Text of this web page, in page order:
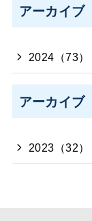
アーカイブ
2024（73）
アーカイブ
2023（32）